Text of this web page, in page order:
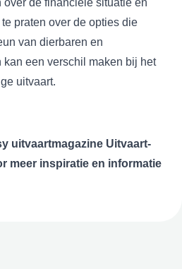
de financiële situatie en
praten over de opties die
van dierbaren en
een verschil maken bij het
uitvaart.
uitvaartmagazine Uitvaart-
meer inspiratie en informatie